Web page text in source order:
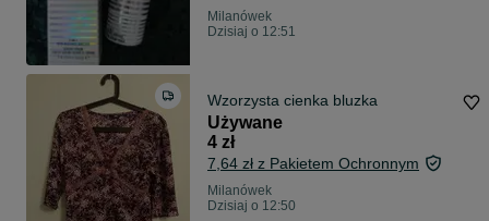
Milanówek
Dzisiaj o 12:51
Wzorzysta cienka bluzka
Używane
4 zł
7,64 zł z Pakietem Ochronnym
Milanówek
Dzisiaj o 12:50